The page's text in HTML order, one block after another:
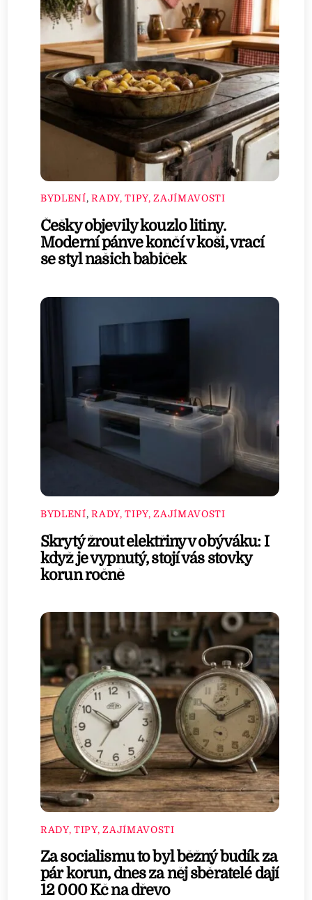
BYDLENÍ,RADY, TIPY, ZAJÍMAVOSTI
Češky objevily kouzlo litiny.
Moderní pánve končí v koši, vrací
se styl našich babiček
BYDLENÍ,RADY, TIPY, ZAJÍMAVOSTI
Skrytý žrout elektřiny v obýváku: I
když je vypnutý, stojí vás stovky
korun ročně
RADY, TIPY, ZAJÍMAVOSTI
Za socialismu to byl běžný budík za
pár korun, dnes za něj sběratelé dají
12 000 Kč na dřevo